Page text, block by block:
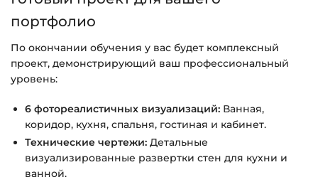
портфолио
По окончании обучения у вас будет комплексный
проект, демонстрирующий ваш профессиональный
уровень:
6 фотореалистичных визуализаций: Ванная,
коридор, кухня, спальня, гостиная и кабинет.
Технические чертежи: Детальные
визуализированные развертки стен для кухни и
ванной.